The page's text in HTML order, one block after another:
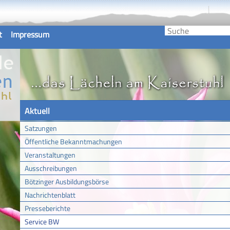
Impressum
Aktuell
Satzungen
Öffentliche Bekanntmachungen
Veranstaltungen
Ausschreibungen
Bötzinger Ausbildungsbörse
Nachrichtenblatt
Presseberichte
Service BW